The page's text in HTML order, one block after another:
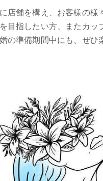
店舗を構え、お客様の
目指したい方、またカ
の準備期間中にも、ぜ